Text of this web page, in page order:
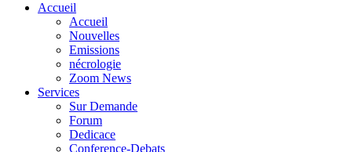
Accueil
Accueil
Nouvelles
Emissions
nécrologie
Zoom News
Services
Sur Demande
Forum
Dedicace
Conference-Debats